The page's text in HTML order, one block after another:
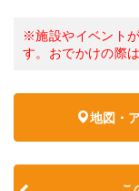
※施設やイベント
す。おでかけの際
地図・